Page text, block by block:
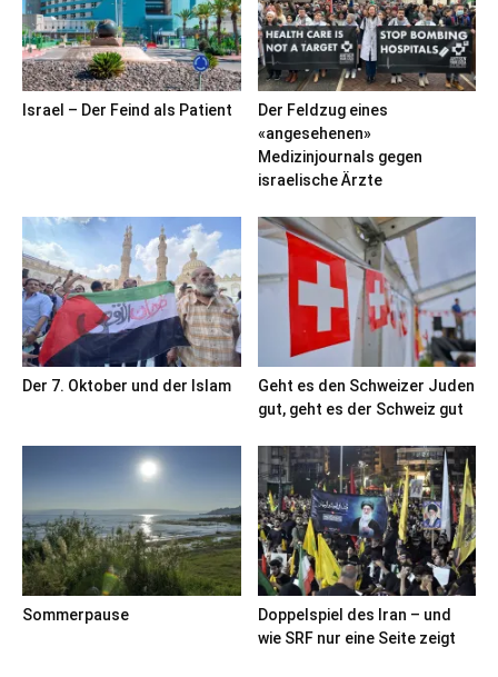
Israel – Der Feind als Patient
Der Feldzug eines
«angesehenen»
Medizinjournals gegen
israelische Ärzte
Der 7. Oktober und der Islam
Geht es den Schweizer Juden
gut, geht es der Schweiz gut
Sommerpause
Doppelspiel des Iran – und
wie SRF nur eine Seite zeigt